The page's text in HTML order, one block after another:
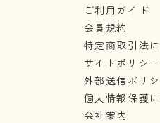
ご利用ガイド
会員規約
特定商取引法
サイトポリシー
外部送信ポリ
個人情報保護
会社案内